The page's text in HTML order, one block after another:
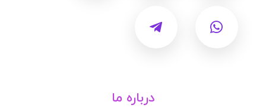
درباره ما